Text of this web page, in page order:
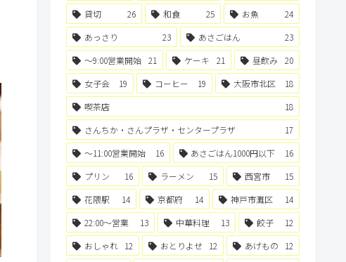
貸切
26 和食 25 お魚
24
あっさり
23 あさごはん
23
〜9:00営業開始
21 ケーキ 21 昼飲み
20
女子会
19 コーヒー 19 大阪市北区
18
喫茶店
18
さんちか・さんプラザ・センタープラザ
17
〜11:00営業開始
16 あさごはん1000円以下
16
プリン
16 ラーメン 15 西宮市
15
花隈駅
14 京都府 14 神戸市灘区
14
22:00〜営業
13 中華料理 13 餃子
12
おしゃれ
12 おとりよせ 12 あげもの
12